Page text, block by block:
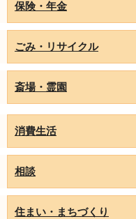
保険・年金
ごみ・リサイクル
斎場・霊園
消費生活
相談
住まい・まちづくり